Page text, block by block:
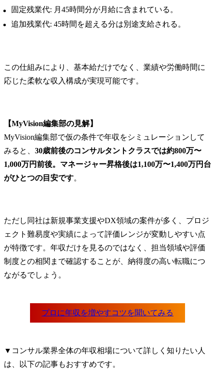
固定残業代: 月45時間分が月給に含まれている。
追加残業代: 45時間を超える分は別途支給される。
この仕組みにより、基本給だけでなく、業績や労働時間に
応じた柔軟な収入構成が実現可能です。
【MyVision編集部の見解】
MyVision編集部で仮の条件で年収をシミュレーションして
みると、 30歳前後のコンサルタントクラスでは約800万〜
1,000万円前後。マネージャー昇格後は1,100万〜1,400万円台
がひとつの目安です。
ただし同社は新規事業支援やDX領域の案件が多く、プロジ
ェクト難易度や実績によって評価レンジが変動しやすい点
が特徴です。年収だけを見るのではなく、担当領域や評価
制度との相関まで確認することが、納得度の高い転職につ
ながるでしょう。
▼コンサル業界全体の年収相場について詳しく知りたい人
は、以下の記事もおすすめです。